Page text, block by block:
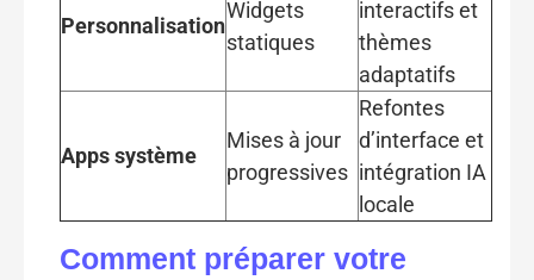
Personnalisation
Widgets
statiques
interactifs et
thèmes
adaptatifs
Apps système
Mises à jour
progressives
Refontes
d’interface et
intégration IA
locale
Comment préparer votre